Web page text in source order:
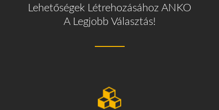
Lehetőségek Létrehozásához ANKO
A Legjobb Választás!